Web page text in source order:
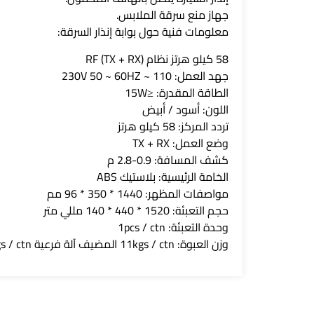
جهاز منع سرقة الملابس.
معلومات فنية حول بوابة إنذار السرقة:
58 كيلو هرتز نظام RF (TX + RX)
جهد العمل: 110 ~ 230V 50 ~ 60HZ
الطاقة المقدرة: ≤15W
اللون: أسود / أبيض
تردد المركز: 58 كيلو هرتز
وضع العمل: TX + RX
كشف المسافة: 0.9-2.8 م
الخامة الرئيسية: بلاستيك ABS
مواصفات المظهر: 1440 * 350 * 96 مم
حجم التعبئة: 1520 * 440 * 140 مللي متر
وحدة التعبئة: 1pcs / ctn
وزن العبوة: 11kgs / ctn المضيف آلة فرعية 9kgs / ctn